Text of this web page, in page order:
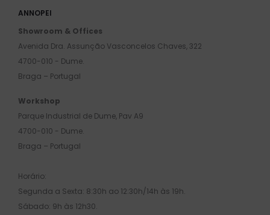
ANNOPEI
Showroom & Offices
Avenida Dra. Assunção Vasconcelos Chaves, 322
4700-010 - Dume.
Braga – Portugal
Workshop
Parque Industrial de Dume, Pav A9
4700-010 - Dume.
Braga – Portugal
Horário:
Segunda a Sexta: 8:30h ao 12:30h/14h às 19h.
Sábado: 9h às 12h30.